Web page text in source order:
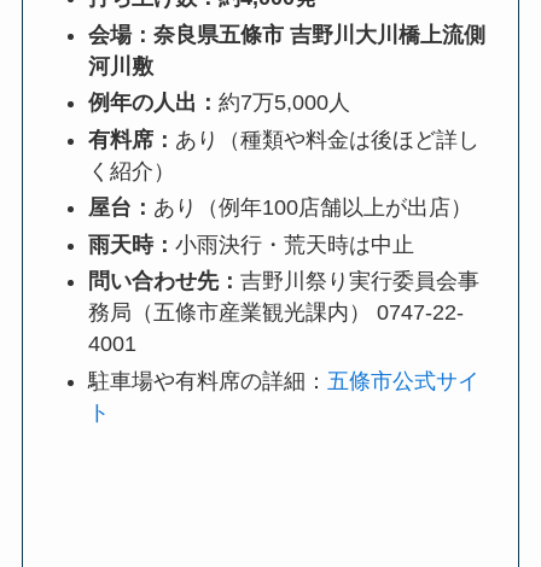
会場：奈良県五條市 吉野川大川橋上流側
河川敷
例年の人出： 約7万5,000人
有料席： あり（種類や料金は後ほど詳し
く紹介）
屋台： あり（例年100店舗以上が出店）
雨天時： 小雨決行・荒天時は中止
問い合わせ先： 吉野川祭り実行委員会事
務局（五條市産業観光課内） 0747-22-
4001
駐車場や有料席の詳細： 五條市公式サイ
ト